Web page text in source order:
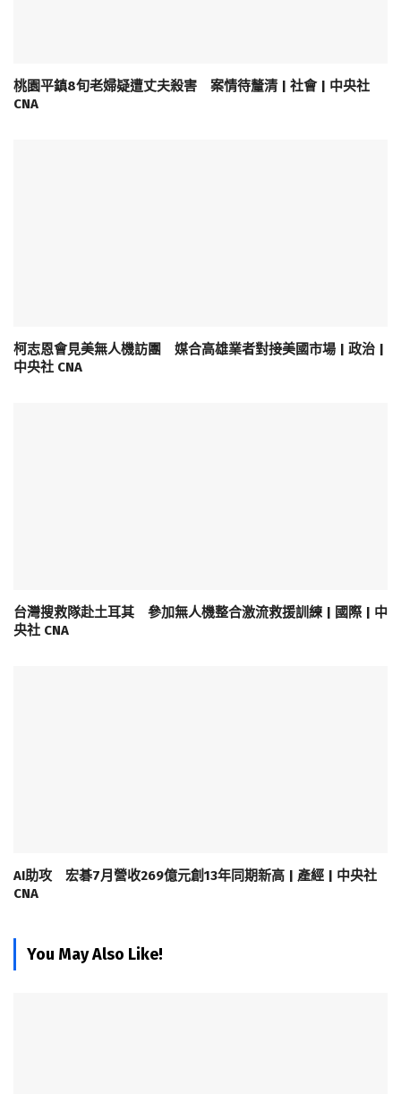
桃園平鎮8旬老婦疑遭丈夫殺害 案情待釐清 | 社會 | 中央社
CNA
柯志恩會見美無人機訪團 媒合高雄業者對接美國市場 | 政治 |
中央社 CNA
台灣搜救隊赴土耳其 參加無人機整合激流救援訓練 | 國際 | 中
央社 CNA
AI助攻 宏碁7月營收269億元創13年同期新高 | 產經 | 中央社
CNA
You May Also Like!